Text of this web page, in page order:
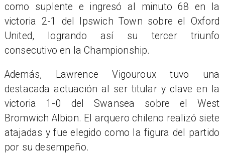
como suplente e ingresó al minuto 68 en la
victoria 2-1 del Ipswich Town sobre el Oxford
United, logrando así su tercer triunfo
consecutivo en la Championship.
Además, Lawrence Vigouroux tuvo una
destacada actuación al ser titular y clave en la
victoria 1-0 del Swansea sobre el West
Bromwich Albion. El arquero chileno realizó siete
atajadas y fue elegido como la figura del partido
por su desempeño.